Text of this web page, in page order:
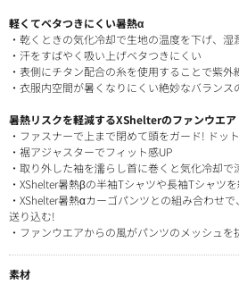
軽くてベタつきにくい暑熱α
・乾くときの気化冷却で生地の温度を下げ、湿
・汗をすばやく吸い上げベタつきにくい
・表側にチタン配合の糸を使用することで紫外
・衣服内空間が暑くなりにくい絶妙なバランス
暑熱リスクを軽減するXShelterのファンウエア
・ファスナーで上まで閉めて頭をガード! ドッ
・裾アジャスターでフィット感UP
・取り外した袖を濡らし首に巻くと気化冷却
・XShelter暑熱βの半袖Tシャツや長袖Tシャツ
・XShelter暑熱αカーゴパンツとの組み合わせ
送り込む!
・ファンウエアからの風がパンツのメッシュ
素材